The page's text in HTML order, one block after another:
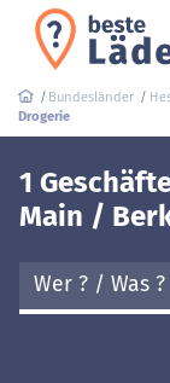
Bundesländer
Drogerie
1
Main /